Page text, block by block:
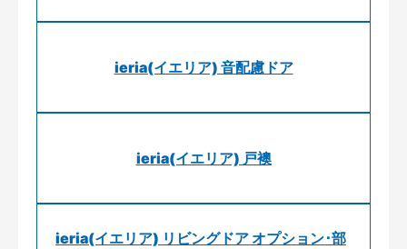
ieria(イエリア) 音配慮ドア
ieria(イエリア) 戸襖
ieria(イエリア) リビングドア オプション･部